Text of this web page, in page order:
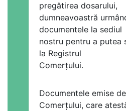
pregătirea dosarului,
dumneavoastră
documentele la sediul
nostru pentru a putea
la Registrul
Comerțului.
Documentele emise
Comerțului, care